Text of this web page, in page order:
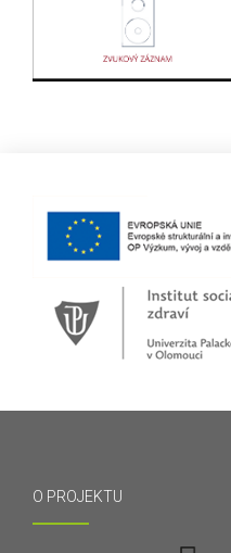
O PROJEKTU